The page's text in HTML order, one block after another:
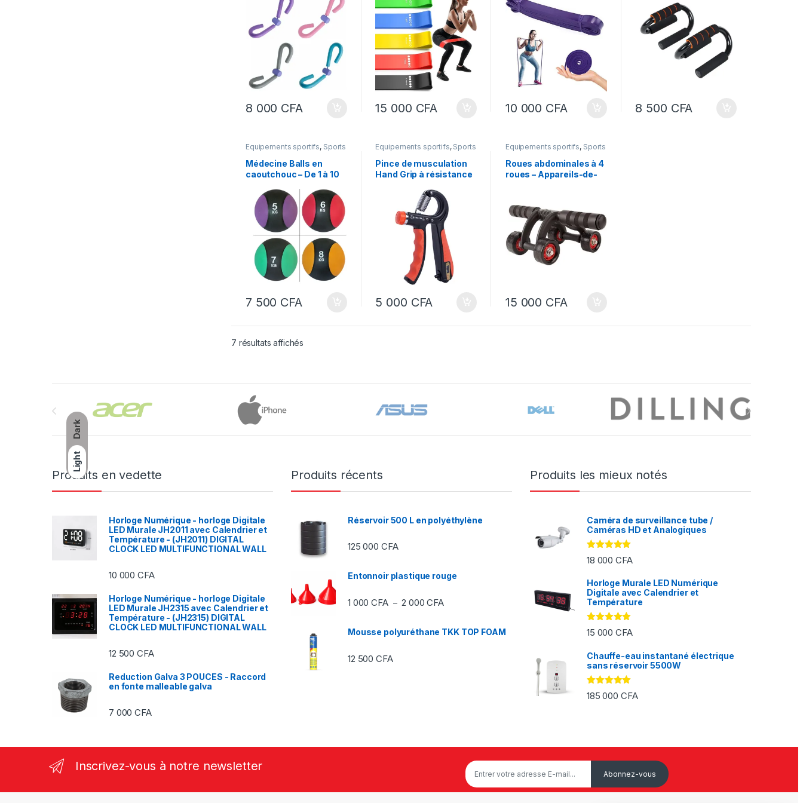
Dark
Light
Poitrine Toner
Musculation Appareils
Jambes
8 000 CFA
différents – bandes
élastiques pour
gymnastique, yoga,
entraînement ( GM)
15 000 CFA
différents – bandes
élastiques pour
gymnastique, yoga,
entraînement ( PM)
10 000 CFA
SUPPORT POUR
POMPESPUSH UP
STAND
8 500 CFA
Equipements sportifs, Sports
et loisirs
Médecine Balls en
caoutchouc – De 1 à 10
7 500 CFA
Equipements sportifs, Sports
et loisirs
Pince de musculation
Hand Grip à résistance
5 000 CFA
Equipements sportifs, Sports
et loisirs
Roues abdominales à 4
roues – Appareils-de-
15 000 CFA
7 résultats affichés
Produits en vedette
Horloge Numérique - horloge Digitale
LED Murale JH2011 avec Calendrier et
Température - (JH2011) DIGITAL
CLOCK LED MULTIFUNCTIONAL WALL
10 000CFA
Horloge Numérique - horloge Digitale
LED Murale JH2315 avec Calendrier et
Température - (JH2315) DIGITAL
CLOCK LED MULTIFUNCTIONAL WALL
12 500CFA
Reduction Galva 3 POUCES - Raccord
en fonte malleable galva
7 000CFA
Produits récents
Réservoir 500 L en polyéthylène
125 000 CFA
Entonnoir plastique rouge
1 000CFA – 2 000CFAPlage de prix : 1 000 CFA à 2 000 CFA
Mousse polyuréthane TKK TOP FOAM
12 500CFA
Produits les mieux notés
Caméra de surveillance tube /
Caméras HD et Analogiques
Note5.00
sur 5
18 000CFA
Horloge Murale LED Numérique
Digitale avec Calendrier et
Température
Note5.00
sur 5
15 000CFA
Chauffe-eau instantané électrique
sans réservoir 5500W
Note5.00
sur 5
185 000 CFA
Inscrivez-vous à notre newsletter